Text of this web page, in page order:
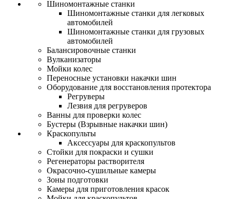
Шиномонтажные станки
Шиномонтажные станки для легковых
автомобилей
Шиномонтажные станки для грузовых
автомобилей
Балансировочные станки
Вулканизаторы
Мойки колес
Переносные установки накачки шин
Оборудование для восстановления протектора
Регруверы
Лезвия для регруверов
Ванны для проверки колес
Бустеры (Взрывные накачки шин)
Краскопульты
Аксессуары для краскопультов
Стойки для покраски и сушки
Регенераторы растворителя
Окрасочно-сушильные камеры
Зоны подготовки
Камеры для приготовления красок